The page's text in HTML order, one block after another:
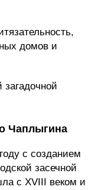
домов и
Чаплыгина
с созданием
засечной
с XVIII веком и